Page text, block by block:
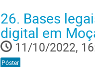
to
contribution
page
26. Bases
digital em
11/10/2022,
Póster